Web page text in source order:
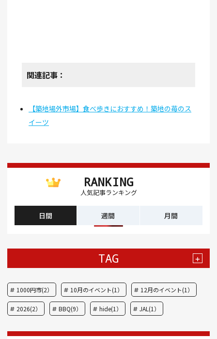
関連記事：
【築地場外市場】食べ歩きにおすすめ！築地の苺のス
イーツ
RANKING
人気記事ランキング
日間 週間 月間
TAG +
1000円市(2） 10月のイベント(1） 12月のイベント(1）
2026(2） BBQ(9） hide(1） JAL(1）